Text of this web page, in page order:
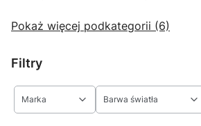
Pokaż więcej podkategorii (6)
Filtry
Marka Barwa światła